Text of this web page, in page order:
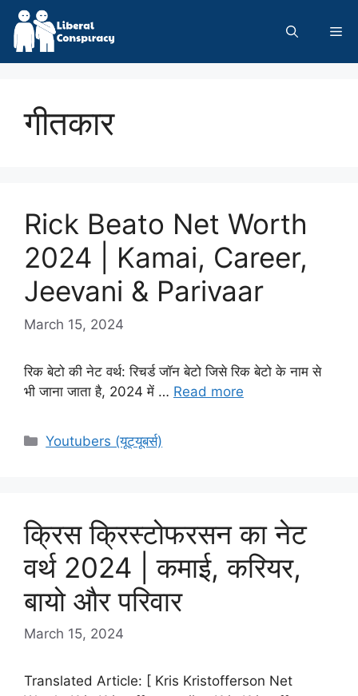
Skip
content
गीतकार
Rick Beato Net Worth
2024 | Kamai, Career,
Jeevani & Parivaar
March 15, 2024
रिक बेटो की नेट वर्थ: रिचर्ड जॉन बेटो जिसे रिक बेटो के नाम से
भी जाना जाता है, 2024 में … Read more
Categories
Youtubers (यूट्यूबर्स)
क्रिस क्रिस्टोफरसन का नेट
वर्थ 2024 | कमाई, करियर,
बायो और परिवार
March 15, 2024
Translated Article: [ Kris Kristofferson Net